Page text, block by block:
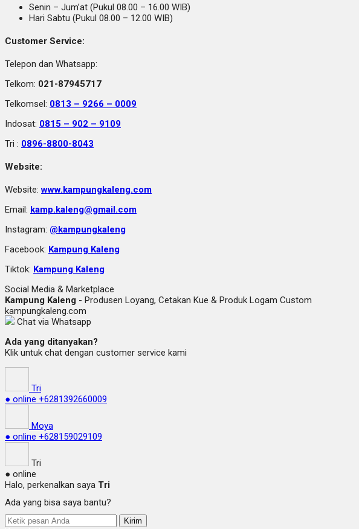
Senin – Jum’at (Pukul 08.00 – 16.00 WIB)
Hari Sabtu (Pukul 08.00 – 12.00 WIB)
Customer Service:
Telepon dan Whatsapp:
Telkom: 021-87945717
Telkomsel: 0813 – 9266 – 0009
Indosat: 0815 – 902 – 9109
Tri : 0896-8800-8043
Website:
Website:www.kampungkaleng.com
Email: kamp.kaleng@gmail.com
Instagram: @kampungkaleng
Facebook: Kampung Kaleng
Tiktok: Kampung Kaleng
Social Media & Marketplace
Kampung Kaleng - Produsen Loyang, Cetakan Kue & Produk Logam Custom
kampungkaleng.com
Chat via Whatsapp
Ada yang ditanyakan?
Klik untuk chat dengan customer service kami
Tri
● online +6281392660009
Moya
● online +628159029109
Tri
● online
Halo, perkenalkan saya Tri
Ada yang bisa saya bantu?
Kirim